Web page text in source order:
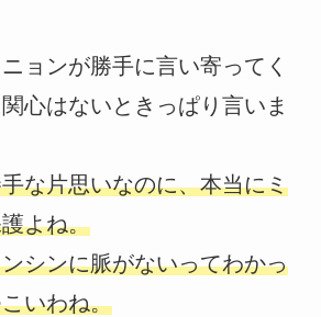
ョンが勝手に言い寄ってく
心はないときっぱり言いま
な片思いなのに、本当にミ
よね。
シンに脈がないってわかっ
いわね。